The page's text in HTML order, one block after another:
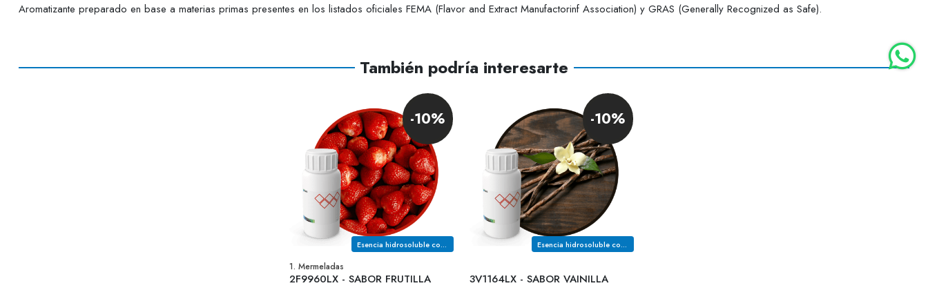
Aromatizante preparado en base a materias primas presentes en los listados oficiales FEMA (Flavor and Extract Manufactorinf Association) y GRAS (Generally Recognized as Safe).
También podría interesarte
-10%
Esencia hidrosoluble con notas a silvestre, ligeramente verde, acaramelada y dulce
1. Mermeladas
2F9960LX - SABOR FRUTILLA
-10%
Esencia hidrosoluble con notas a bocado cremoso, vainilla cumarina y mantequilla, licorosa dulce
3V1164LX - SABOR VAINILLA